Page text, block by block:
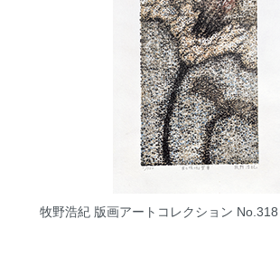
牧野浩紀 版画アートコレクション No.318